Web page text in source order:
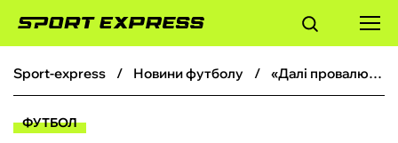
ФУТБОЛ
sport-express новини футболу «Далі провалюватися вже нікуди»: Вернидуб зробив прогноз на матч-відповідь Олександрії проти Партизана
ФУТБОЛ